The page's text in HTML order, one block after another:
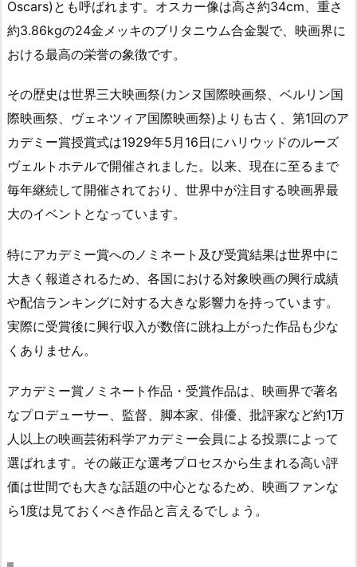
Oscars)とも呼ばれます。オスカー像は高さ約34cm、重さ
約3.86kgの24金メッキのブリタニウム合金製で、映画界に
おける最高の栄誉の象徴です。
その歴史は世界三大映画祭(カンヌ国際映画祭、ベルリン国
際映画祭、ヴェネツィア国際映画祭)よりも古く、第1回のア
カデミー賞授賞式は1929年5月16日にハリウッドのルーズ
ヴェルトホテルで開催されました。以来、現在に至るまで
毎年継続して開催されており、世界中が注目する映画界最
大のイベントとなっています。
特にアカデミー賞へのノミネート及び受賞結果は世界中に
大きく報道されるため、各国における対象映画の興行成績
や配信ランキングに対する大きな影響力を持っています。
実際に受賞後に興行収入が数倍に跳ね上がった作品も少な
くありません。
アカデミー賞ノミネート作品・受賞作品は、映画界で著名
なプロデューサー、監督、脚本家、俳優、批評家など約1万
人以上の映画芸術科学アカデミー会員による投票によって
選ばれます。その厳正な選考プロセスから生まれる高い評
価は世間でも大きな話題の中心となるため、映画ファンな
ら1度は見ておくべき作品と言えるでしょう。